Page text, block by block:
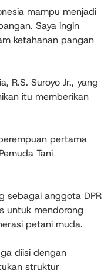
mampu menjadi
Saya ingin
ketahanan pangan
R.S. Suroyo Jr., yang
itu memberikan
pertama
Tani
sebagai anggota DPR
untuk mendorong
petani muda.
diisi dengan
struktur